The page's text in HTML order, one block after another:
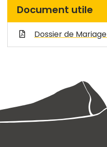
Document utile
Dossier de Mariage